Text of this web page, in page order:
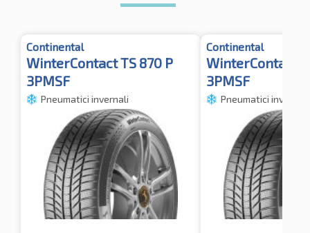
Continental
WinterContact TS 870 P
3PMSF
Pneumatici invernali
Continental
WinterContact
3PMSF
Pneumatici invernali